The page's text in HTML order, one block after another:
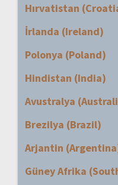
Hırvatistan
İrlanda (Ireland)
Polonya (Poland)
Hindistan (India)
Avustralya
Brezilya (Brazil)
Arjantin
Güney Afrika